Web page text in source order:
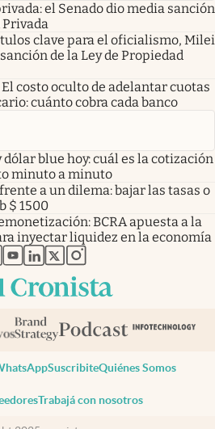
el Senado dio media sanción
Privada
clave para el oficialismo, Milei
de la Ley de Propiedad
El costo oculto de adelantar cuotas
cuánto cobra cada banco
dólar blue hoy: cuál es la cotización
minuto a minuto
a un dilema: bajar las tasas o
$ 1500
BCRA apuesta a la
inyectar liquidez en la economía
abre en nueva pestaña
abre en nueva pestaña
abre en nueva pestaña
abre en nueva pestaña
abre en nueva pestaña
SuscribiteQuiénes Somos
Trabajá con nosotros